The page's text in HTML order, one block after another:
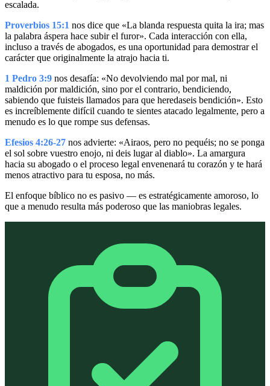
escalada.
Proverbios 15:1 nos dice que «La blanda respuesta quita la ira; mas
la palabra áspera hace subir el furor». Cada interacción con ella,
incluso a través de abogados, es una oportunidad para demostrar el
carácter que originalmente la atrajo hacia ti.
1 Pedro 3:9 nos desafía: «No devolviendo mal por mal, ni
maldición por maldición, sino por el contrario, bendiciendo,
sabiendo que fuisteis llamados para que heredaseis bendición». Esto
es increíblemente difícil cuando te sientes atacado legalmente, pero a
menudo es lo que rompe sus defensas.
Efesios 4:26-27 nos advierte: «Airaos, pero no pequéis; no se ponga
el sol sobre vuestro enojo, ni deis lugar al diablo». La amargura
hacia su abogado o el proceso legal envenenará tu corazón y te hará
menos atractivo para tu esposa, no más.
El enfoque bíblico no es pasivo — es estratégicamente amoroso, lo
que a menudo resulta más poderoso que las maniobras legales.